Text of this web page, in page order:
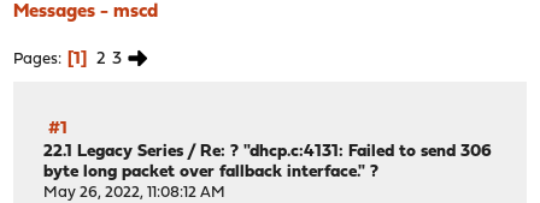
Messages - mscd
Pages 1 2 3
#1
22.1 Legacy Series / Re: ? "dhcp.c:4131: Failed to send 306
byte long packet over fallback interface." ?
May 26, 2022, 11:08:12 AM